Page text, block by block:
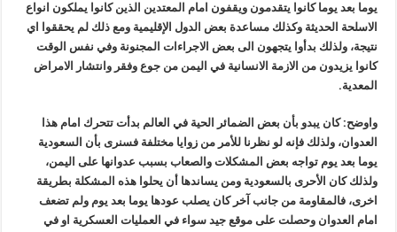
يوما بعد يوما كانوا يتقدمون ويقفون امام المعتدين الذين كانوا يملكون انواع
الاسلحة الحديثة وكذلك مساعدة بعض الدول الإقليمية ومع ذلك لم يحققوا اي
نتيجة، ولذلك بدأوا يتجهون الى بعض الاجراءات المجنونة وفي نفس الوقت
كانوا يزيدون من الازمة الانسانية في اليمن من جوع وفقر وانتشار الامراض
المعدية.
واوضح: كان يبدو بأن بعض الضمائر الحية في العالم بدأت تتحرك امام هذا
العدوان، ولذلك فإنه لو نظرنا للأمر من زوايا مختلفة فسنرى بأن السعودية
يوما بعد يوم تواجه بعض المشكلات والصعاب بسبب عدوانها على اليمن،
ولذلك كان الأحرى بالسعودية ومن يساندها أن يحلوا هذه المشكلة بطريقة
اخرى، فالمقاومة من جانب آخر كان يصلب عودها يوما بعد يوم ولم تضعف
امام العدوان وحصلت على موقع جيد سواء في العمليات العسكرية او في